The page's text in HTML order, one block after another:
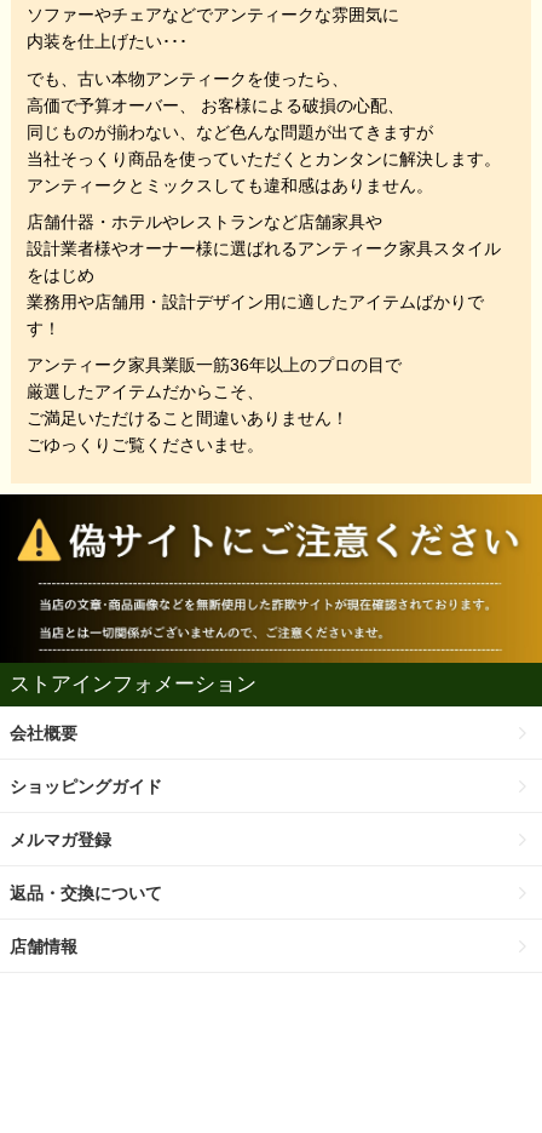
ソファーやチェアなどでアンティークな雰囲気に
内装を仕上げたい･･･
でも、 古い本物アンティークを使ったら、
高価で予算オーバー、 お客様による破損の心配、
同じものが揃わない、 など色んな問題が出てきますが
当社そっくり商品を使っていただくと カンタンに解決します。
アンティークとミックスしても違和感はありません。
店舗什器・ホテルやレストランなど店舗家具や
設計業者様やオーナー様に選ばれるアンティーク家具スタイル
をはじめ
業務用や店舗用・設計デザイン用に適したアイテムばかりで
す！
アンティーク家具業販一筋36年以上のプロの目で
厳選したアイテムだからこそ、
ご満足いただけること間違いありません！
ごゆっくりご覧くださいませ。
ストアインフォメーション
会社概要
ショッピングガイド
メルマガ登録
返品・交換について
店舗情報